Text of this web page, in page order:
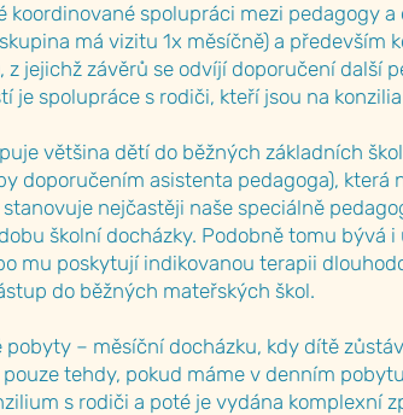
spolupráci mezi pedagogy a
má vizitu 1x měsíčně) a především
z jejichž závěrů se odvíjí doporučení další
je spolupráce s rodiči, kteří jsou na
většina dětí do běžných základních
doporučením asistenta pedagoga), která
nejčastěji naše speciálně
školní docházky. Podobně tomu bývá
mu poskytují indikovanou terapii
do běžných mateřských škol.
– měsíční docházku, kdy dítě
tehdy, pokud máme v denním
s rodiči a poté je vydána komplexní